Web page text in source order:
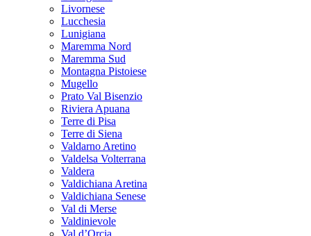
Livornese
Lucchesia
Lunigiana
Maremma Nord
Maremma Sud
Montagna Pistoiese
Mugello
Prato Val Bisenzio
Riviera Apuana
Terre di Pisa
Terre di Siena
Valdarno Aretino
Valdelsa Volterrana
Valdera
Valdichiana Aretina
Valdichiana Senese
Val di Merse
Valdinievole